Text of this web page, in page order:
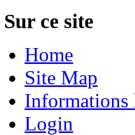
Sur ce site
Home
Site Map
Informations
Login